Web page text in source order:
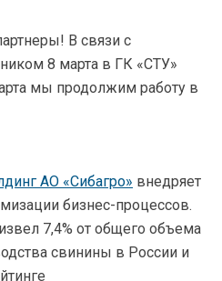
В связи с
8 марта в ГК «СТУ»
мы продолжим работу в
АО «Сибагро» внедряет
бизнес-процессов.
7,4% от общего объема
свинины в России и